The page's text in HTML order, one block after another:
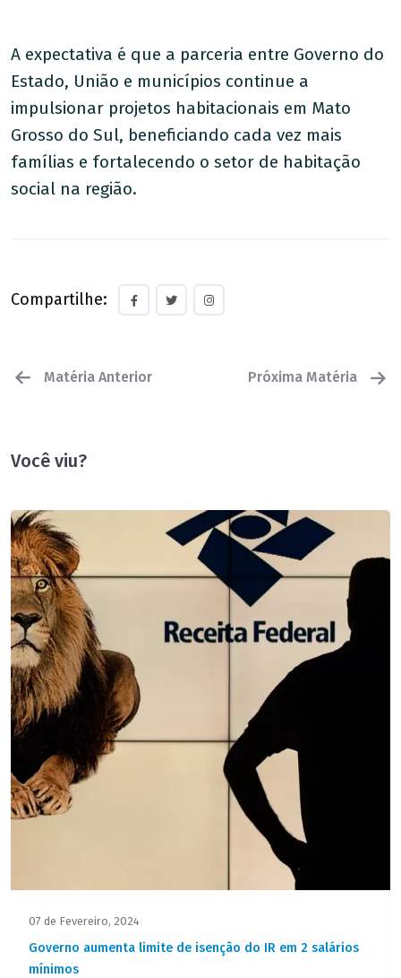
A expectativa é que a parceria entre Governo do
Estado, União e municípios continue a
impulsionar projetos habitacionais em Mato
Grosso do Sul, beneficiando cada vez mais
famílias e fortalecendo o setor de habitação
social na região.
Compartilhe:
Matéria Anterior Próxima Matéria
Você viu?
07 de Fevereiro, 2024
Governo aumenta limite de isenção do IR em 2 salários
mínimos